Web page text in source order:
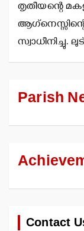
തൃതീയന്റെ
സ്വാധീനിച്ചു.
Parish
Contact